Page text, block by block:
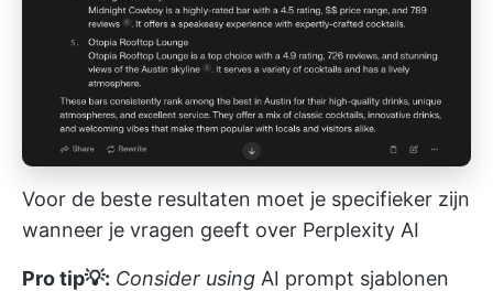
Voor de beste resultaten moet je specifieker zijn
wanneer je vragen geeft over Perplexity AI
Pro tip💡: Consider using AI prompt sjablonen